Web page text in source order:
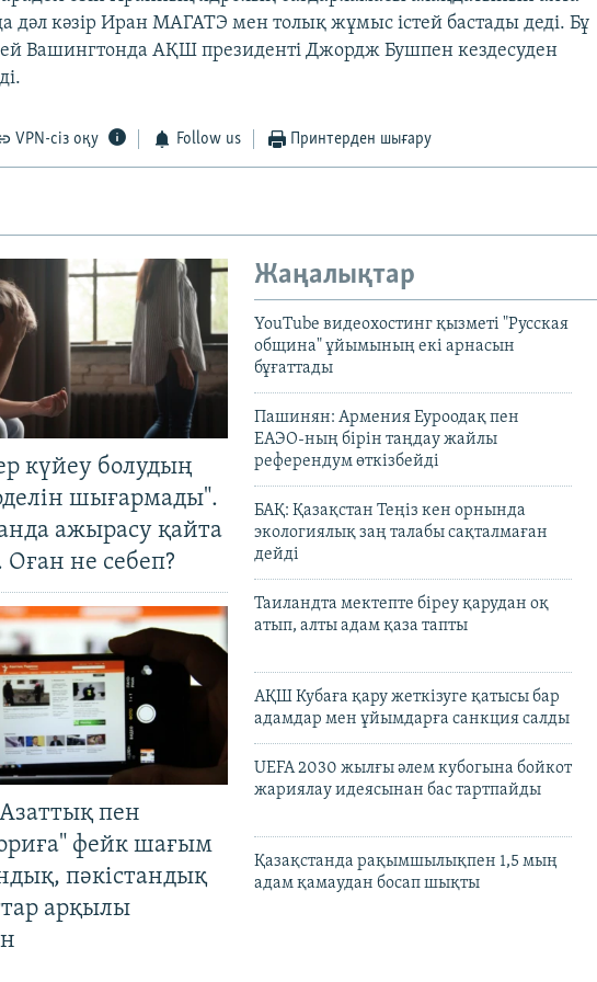
дәл кәзір Иран МАГАТЭ мен толық жұмыс істей бастады деді. Бұ
Вашингтонда АҚШ президенті Джордж Бушпен кездесуден
VPN-сіз оқу Follow us Принтерден шығару
күйеу болудың
шығармады".
ажырасу қайта
Оған не себеп?
пен
фейк шағым
пәкістандық
арқылы
Жаңалықтар
YouTube видеохостинг қызметі "Русская
община" ұйымының екі арнасын
бұғаттады
Пашинян: Армения Еуроодақ пен
ЕАЭО-ның бірін таңдау жайлы
референдум өткізбейді
БАҚ: Қазақстан Теңіз кен орнында
экологиялық заң талабы сақталмаған
дейді
Таиландта мектепте біреу қарудан оқ
атып, алты адам қаза тапты
АҚШ Кубаға қару жеткізуге қатысы бар
адамдар мен ұйымдарға санкция салды
UEFA 2030 жылғы әлем кубогына бойкот
жариялау идеясынан бас тартпайды
Қазақстанда рақымшылықпен 1,5 мың
адам қамаудан босап шықты